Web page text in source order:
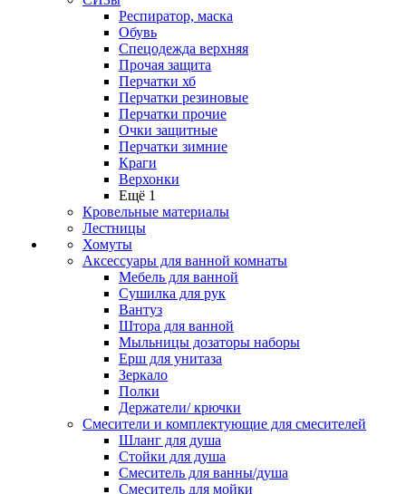
Респиратор, маска
Обувь
Спецодежда верхняя
Прочая защита
Перчатки хб
Перчатки резиновые
Перчатки прочие
Очки защитные
Перчатки зимние
Краги
Верхонки
Ещё 1
Кровельные материалы
Лестницы
Хомуты
Аксессуары для ванной комнаты
Мебель для ванной
Сушилка для рук
Вантуз
Штора для ванной
Мыльницы дозаторы наборы
Ерш для унитаза
Зеркало
Полки
Держатели/ крючки
Смесители и комплектующие для смесителей
Шланг для душа
Стойки для душа
Смеситель для ванны/душа
Смеситель для мойки